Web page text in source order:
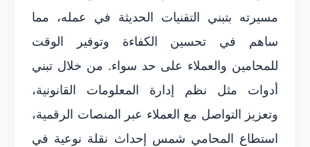
مسيرته بتبني التقنيات الحديثة في عمله، مما
ساهم في تحسين الكفاءة وتوفير الوقت
للمحامين والعملاء على حد سواء. من خلال تبني
أدوات مثل نظم إدارة المعلومات القانونية،
وتعزيز التواصل مع العملاء عبر المنصات الرقمية،
استطاع المحامي شمس إحداث نقلة نوعية في